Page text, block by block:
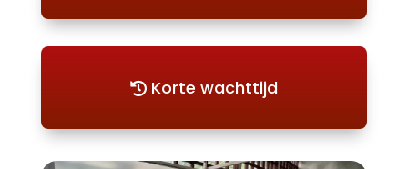
Korte wachttijd